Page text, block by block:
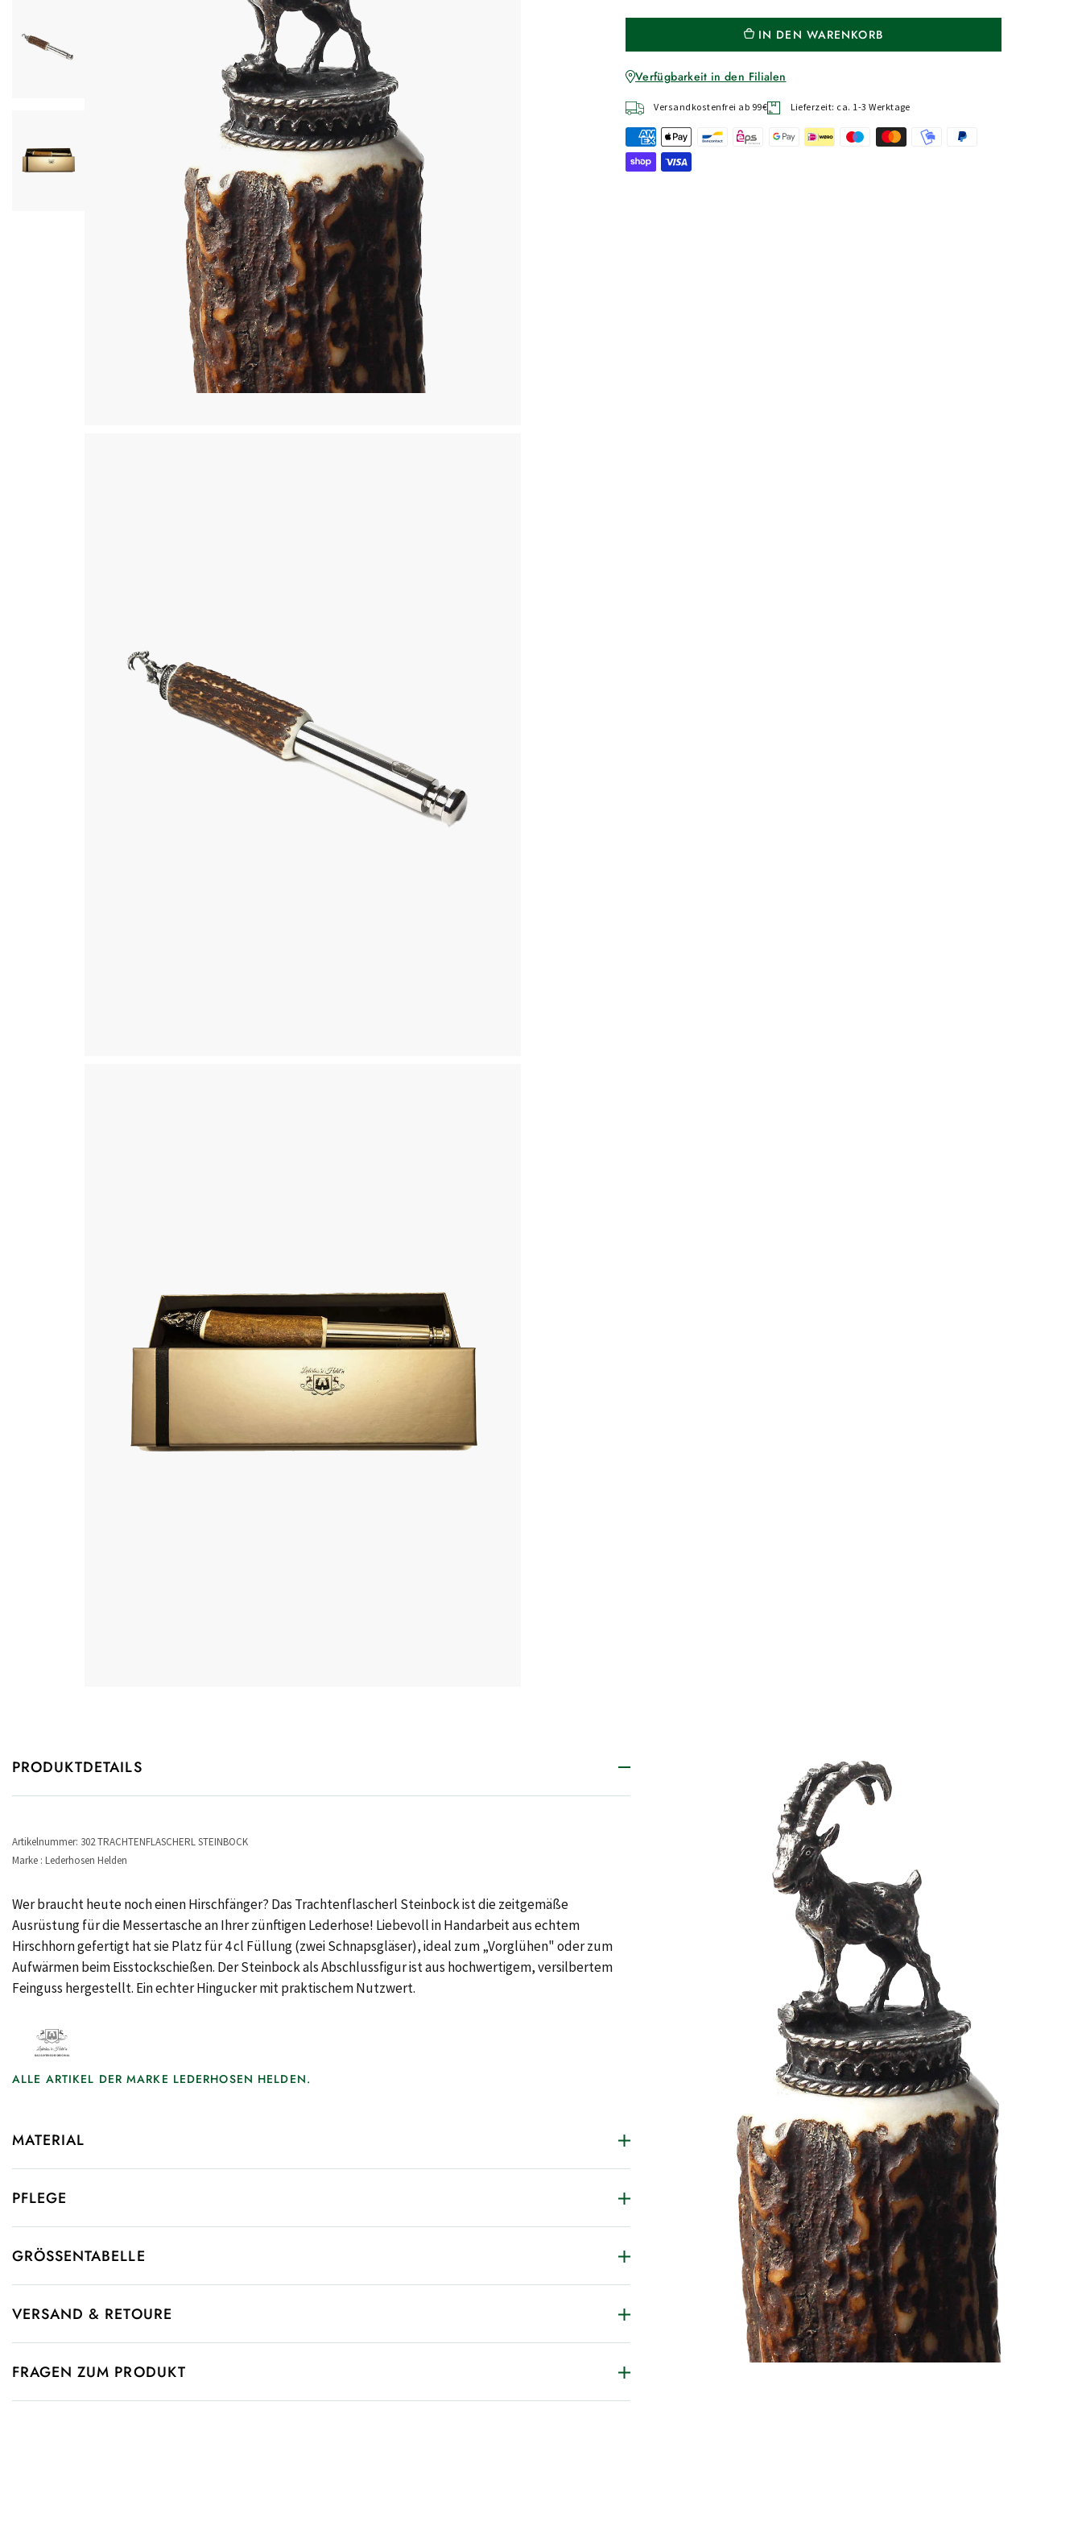
IN DEN WARENKORB
Verfügbarkeit in den Filialen
Versandkostenfrei ab 99€ Lieferzeit: ca. 1-3 Werktage
PRODUKTDETAILS
Artikelnummer: 302 TRACHTENFLASCHERL STEINBOCK
Marke : Lederhosen Helden
Wer braucht heute noch einen Hirschfänger? Das Trachtenflascherl Steinbock ist die zeitgemäße
Ausrüstung für die Messertasche an Ihrer zünftigen Lederhose! Liebevoll in Handarbeit aus echtem
Hirschhorn gefertigt hat sie Platz für 4 cl Füllung (zwei Schnapsgläser), ideal zum „Vorglühen" oder zum
Aufwärmen beim Eisstockschießen. Der Steinbock als Abschlussfigur ist aus hochwertigem, versilbertem
Feinguss hergestellt. Ein echter Hingucker mit praktischem Nutzwert.
ALLE ARTIKEL DER MARKE LEDERHOSEN HELDEN.
MATERIAL
PFLEGE
GRÖSSENTABELLE
VERSAND & RETOURE
FRAGEN ZUM PRODUKT